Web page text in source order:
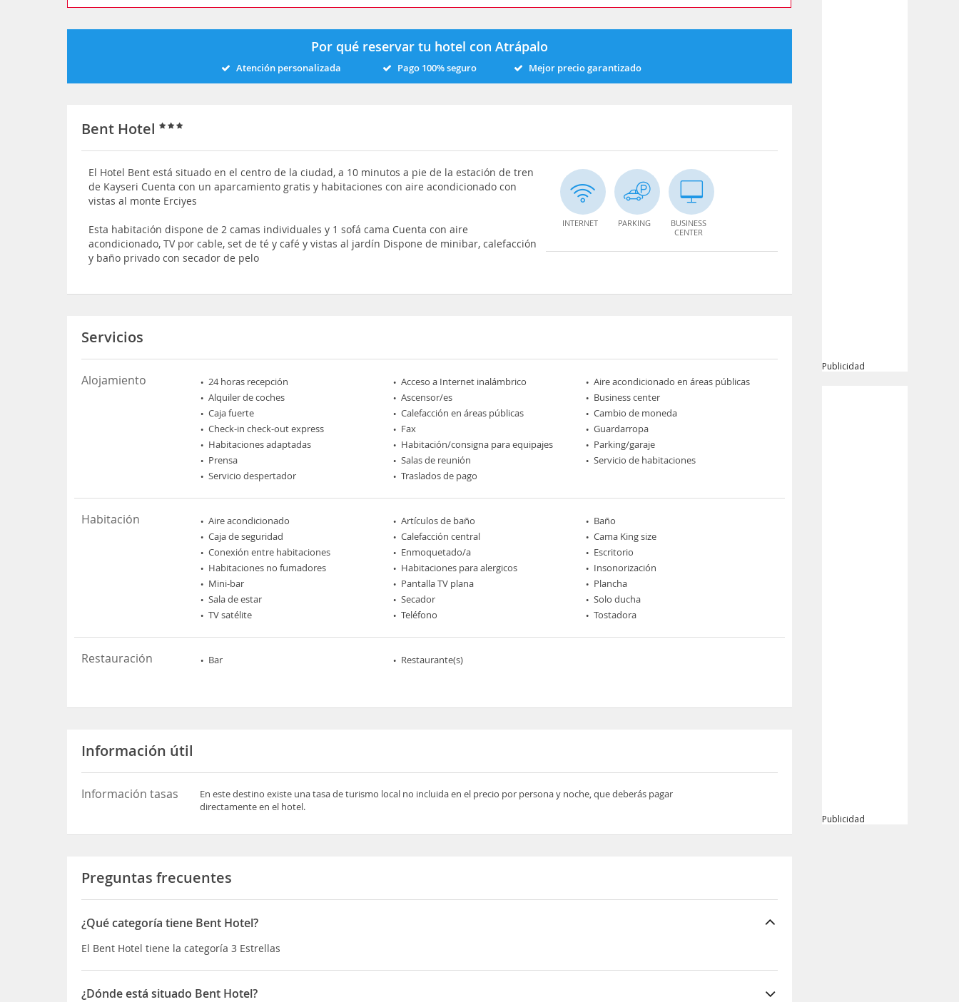
Por qué reservar tu hotel con Atrápalo
Atención personalizada Pago 100% seguro Mejor precio garantizado
Bent Hotel
El Hotel Bent está situado en el centro de la ciudad, a 10 minutos a pie de la estación de tren
de Kayseri Cuenta con un aparcamiento gratis y habitaciones con aire acondicionado con
vistas al monte Erciyes
Esta habitación dispone de 2 camas individuales y 1 sofá cama Cuenta con aire
acondicionado, TV por cable, set de té y café y vistas al jardín Dispone de minibar, calefacción
y baño privado con secador de pelo
INTERNET PARKING
BUSINESS
CENTER
Servicios
Alojamiento 24 horas recepción Acceso a Internet inalámbrico
Aire acondicionado en áreas públicas
Alquiler de coches
Ascensor/es
Business center
Caja fuerte
Calefacción en áreas públicas
Cambio de moneda
Check-in check-out express
Fax
Guardarropa
Habitaciones adaptadas
Habitación/consigna para equipajes
Parking/garaje
Prensa
Salas de reunión
Servicio de habitaciones
Servicio despertador
Traslados de pago
Habitación Aire acondicionado Artículos de baño
Baño
Caja de seguridad
Calefacción central
Cama King size
Conexión entre habitaciones
Enmoquetado/a
Escritorio
Habitaciones no fumadores
Habitaciones para alergicos
Insonorización
Mini-bar
Pantalla TV plana
Plancha
Sala de estar
Secador
Solo ducha
TV satélite
Teléfono Tostadora
Restauración Bar Restaurante(s)
Información útil
Información tasas
En este destino existe una tasa de turismo local no incluida en el precio por persona y noche, que deberás pagar
directamente en el hotel.
Preguntas frecuentes
¿Qué categoría tiene Bent Hotel?
El Bent Hotel tiene la categoría 3 Estrellas
¿Dónde está situado Bent Hotel?
Publicidad
Publicidad